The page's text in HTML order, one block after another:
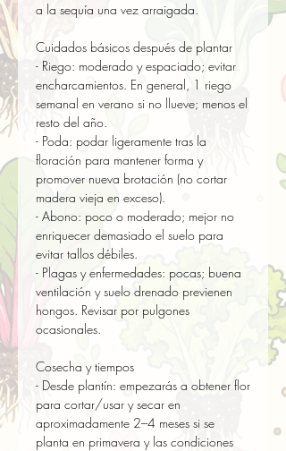
a la sequía una vez arraigada.
Cuidados básicos después de plantar
- Riego: moderado y espaciado; evitar
encharcamientos. En general, 1 riego
semanal en verano si no llueve; menos el
resto del año.
- Poda: podar ligeramente tras la
floración para mantener forma y
promover nueva brotación (no cortar
madera vieja en exceso).
- Abono: poco o moderado; mejor no
enriquecer demasiado el suelo para
evitar tallos débiles.
- Plagas y enfermedades: pocas; buena
ventilación y suelo drenado previenen
hongos. Revisar por pulgones
ocasionales.
Cosecha y tiempos
- Desde plantín: empezarás a obtener flor
para cortar/usar y secar en
aproximadamente 2–4 meses si se
planta en primavera y las condiciones